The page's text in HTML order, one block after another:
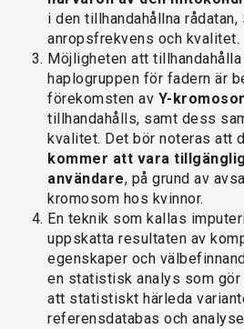
i den tillhandahållna
anropsfrekvens och kvalitet.
Möjligheten att
haplogruppen för fadern är
förekomsten av Y-
tillhandahålls, samt dess
kvalitet. Det bör noteras att
kommer att vara
användare, på grund av
kromosom hos kvinnor.
En teknik som kallas
uppskatta resultaten av
egenskaper och
en statistisk analys som
att statistiskt härleda
referensdatabas och